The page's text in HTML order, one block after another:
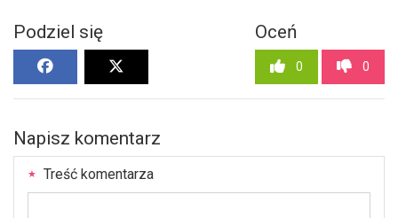
Podziel się Oceń
0 0
Napisz komentarz
Treść komentarza